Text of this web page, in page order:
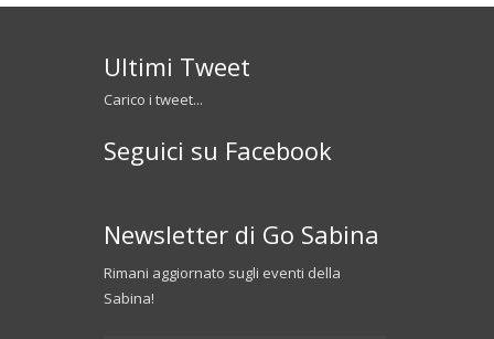
Ultimi Tweet
Carico i tweet...
Seguici su Facebook
Newsletter di Go Sabina
Rimani aggiornato sugli eventi della
Sabina!